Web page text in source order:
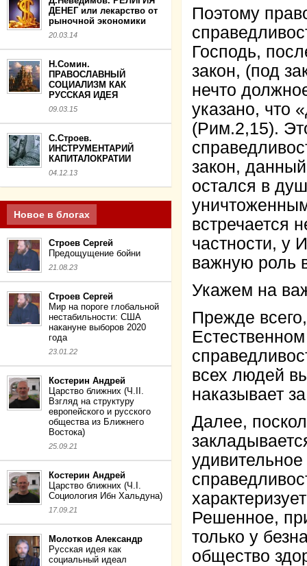
ДЕНЕГ или лекарство от
рыночной экономики
20.03.14
Н.Сомин.
ПРАВОСЛАВНЫЙ
СОЦИАЛИЗМ КАК
РУССКАЯ ИДЕЯ
09.03.15
С.Строев.
ИНСТРУМЕНТАРИЙ
КАПИТАЛОКРАТИИ
04.12.13
Новое в блогах
Строев Сергей
Предощущение бойни
21.08.23
Строев Сергей
Мир на пороге глобальной
нестабильности: США
накануне выборов 2020
года
23.01.22
Костерин Андрей
Царство ближних (Ч.II.
Взгляд на структуру
европейского и русского
общества из Ближнего
Востока)
25.09.21
Костерин Андрей
Царство ближних (Ч.I.
Социология Ибн Хальдуна)
17.09.21
Молотков Александр
Русская идея как
социальный идеал
Поэтому
Господь,
закон, (под
нечто
указано, что
(Рим.2,15).
закон,
остался в
встречается
частности, у
важную роль
Укажем на
Прежде
всех людей
наказывает
Далее,
Решенное,
только у
общество